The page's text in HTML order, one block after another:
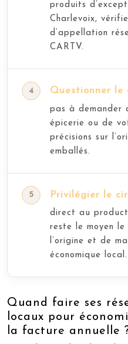
produits
Charlevoix,
d’appellation
CARTV.
Questionner
pas à demander
épicerie ou de
précisions sur
emballés.
Privilégier le
direct au
reste le moyen
l’origine et de
économique local.
Quand faire ses
locaux pour
la facture annuelle